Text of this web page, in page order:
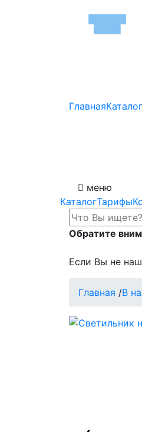
ГлавнаяКаталог
меню
КаталогТарифы
Обратите
Если Вы не
Главная /В